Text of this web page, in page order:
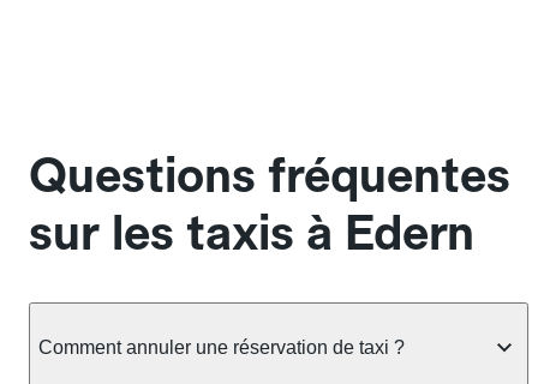
Questions fréquentes
sur les taxis à Edern
Comment annuler une réservation de taxi ?